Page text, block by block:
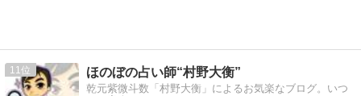
11 ほのぼの占い師“村野大衡”
乾元紫微斗数「村野大衡」によるお気楽なブログ。いつ